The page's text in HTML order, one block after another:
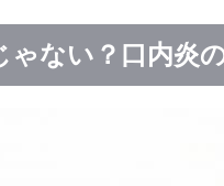
ない？口内炎